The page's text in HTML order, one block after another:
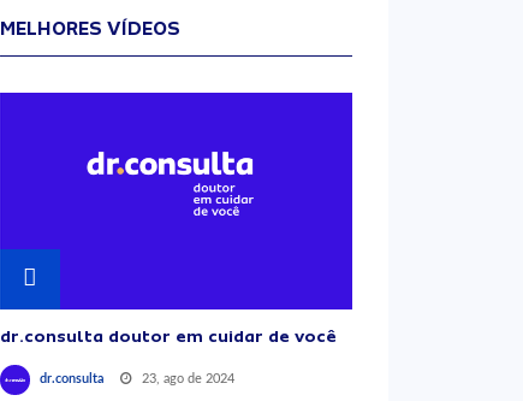
MELHORES VÍDEOS
dr.consulta doutor em cuidar de você
dr.consulta 23, ago de 2024